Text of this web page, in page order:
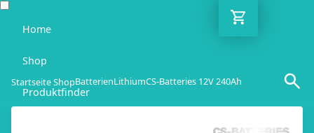
Home
Shop
Produktfinder
Startseite ShopBatterienLithiumCS-Batteries 12V 240Ah